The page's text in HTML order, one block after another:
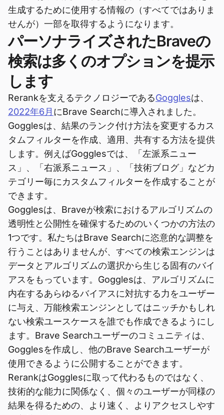
生成するために使用する情報の（すべてではありま
せんが）一部を取得するようになります。
パーソナライズされたBraveの
検索は多くのオプションを提示
します
Rerankを支えるテクノロジーであるGogglesは、
2022年6月 にBrave Searchに導入されました。
Gogglesは、結果のランク付け方法を変更するカス
タムフィルターを作成、適用、共有する方法を提供
します。例えばGogglesでは、「左派系ニュー
ス」、「右派系ニュース」、「技術ブログ」などカ
テゴリー毎にカスタムフィルターを作成することが
できます。
Gogglesは、Braveが検索におけるアルゴリズムの
透明性と公開性を確保するためのいくつかの方法の
1つです。私たちはBrave Searchに恣意的な調整を
行うことはありませんが、すべての検索エンジンは
データとアルゴリズムの選択から生じる固有のバイ
アスをもっています。Gogglesは、アルゴリズムに
内在するあらゆるバイアスに対抗する力をユーザー
に与え、万能検索エンジンとしてはニッチかもしれ
ない検索ユースケースを誰でも作成できるようにし
ます。Brave Searchユーザーのコミュニティは、
Gogglesを作成し、他のBrave Searchユーザーが
使用できるように公開することができます。
RerankはGogglesに取って代わるものではなく、
技術的な能力に関係なく、個々のユーザーが同様の
結果を得るための、より速く、よりアクセスしやす